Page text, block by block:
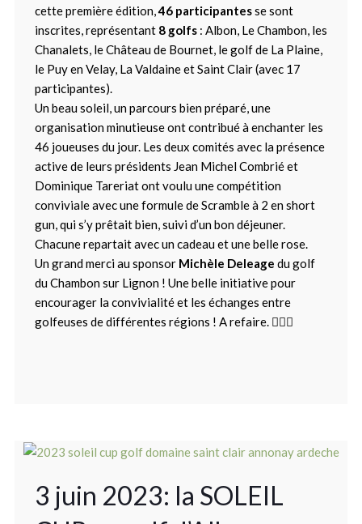
cette première édition,46 participantesse sont
inscrites, représentant 8 golfs: Albon, Le Chambon, les
Chanalets, le Château de Bournet, le golf de La Plaine,
le Puy en Velay, La Valdaine et Saint Clair (avec 17
participantes).
Un beau soleil, un parcours bien préparé, une
organisation minutieuse ont contribué à enchanter les
46 joueuses du jour. Les deux comités avec la présence
active de leurs présidents Jean Michel Combrié et
Dominique Tareriat ont voulu une compétition
conviviale avec une formule de Scramble à 2 en short
gun, qui s’y prêtait bien, suivi d’un bon déjeuner.
Chacune repartait avec un cadeau et une belle rose.
Un grand merci au sponsorMichèle Deleage du golf
du Chambon sur Lignon ! Une belle initiative pour
encourager la convivialité et les échanges entre
golfeuses de différentes régions ! A refaire. 🏌️‍♀️⛳
3 juin 2023: la SOLEIL